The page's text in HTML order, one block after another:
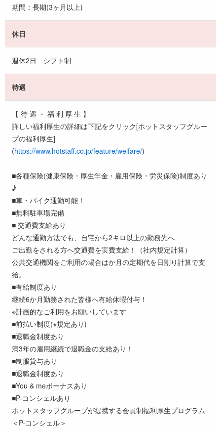
期間：長期(3ヶ月以上)
休日
週休2日 シフト制
待遇
【 待 遇 ・ 福 利 厚 生 】
詳しい福利厚生の詳細は下記をクリック[ホットスタッフグルー
プの福利厚生]
(https://www.hotstaff.co.jp/feature/welfare/)
■各種保険(健康保険・厚生年金・雇用保険・労災保険)制度あり
♪
■車・バイク通勤可能！
■無料駐車場完備
■ 交通費支給あり
どんな通勤方法でも、自宅から2キロ以上の勤務先へ
ご出勤をされる方へ交通費を実費支給！（社内規定計算）
公共交通機関をご利用の場合はか月の定期代を日割り計算で支
給。
■有給制度あり
継続6か月勤務された皆様へ有給休暇付与！
※計画的なご利用をお願いしています
■前払い制度(※規定あり)
■退職金制度あり
満3年の雇用継続で退職金の支給あり！
■制服貸与あり
■退職金制度あり
■You & meボーナスあり
■P-コンシェルあり
ホットスタッフグループが提携する会員制福利厚生プログラム
＜P-コンシェル＞